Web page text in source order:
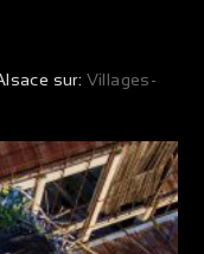
sur: Villages-